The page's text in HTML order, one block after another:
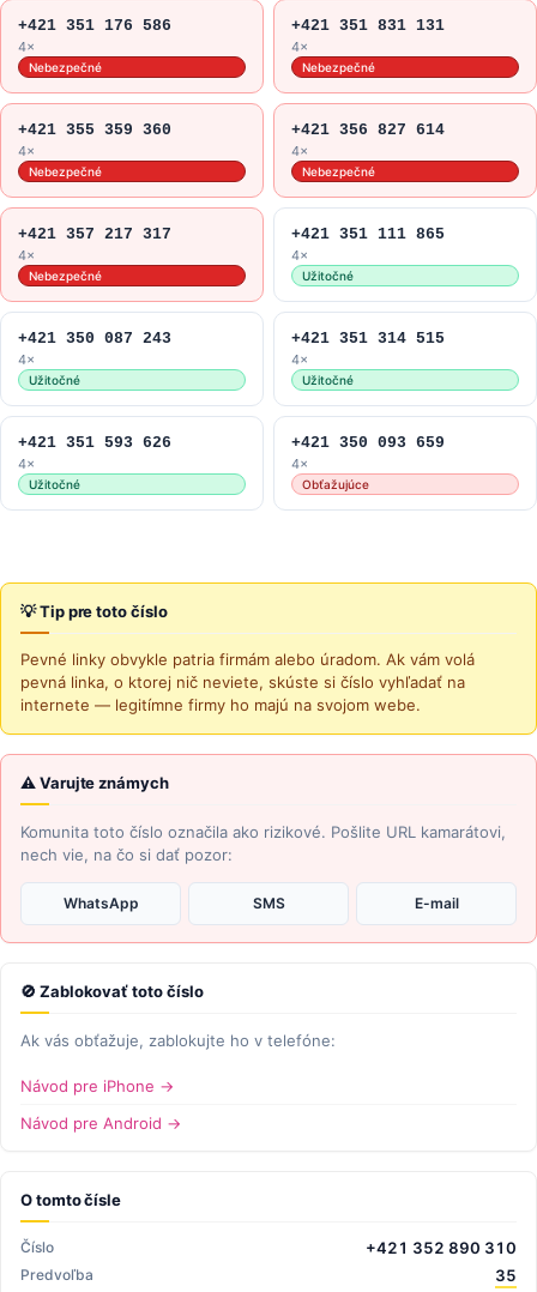
+421 351 176 586
4×
Nebezpečné
+421 351 831 131
4×
Nebezpečné
+421 355 359 360
4×
Nebezpečné
+421 356 827 614
4×
Nebezpečné
+421 357 217 317
4×
Nebezpečné
+421 351 111 865
4×
Užitočné
+421 350 087 243
4×
Užitočné
+421 351 314 515
4×
Užitočné
+421 351 593 626
4×
Užitočné
+421 350 093 659
4×
Obťažujúce
💡 Tip pre toto číslo
Pevné linky obvykle patria firmám alebo úradom. Ak vám volá
pevná linka, o ktorej nič neviete, skúste si číslo vyhľadať na
internete — legitímne firmy ho majú na svojom webe.
⚠ Varujte známych
Komunita toto číslo označila ako rizikové. Pošlite URL kamarátovi,
nech vie, na čo si dať pozor:
WhatsApp SMS E-mail
🚫 Zablokovať toto číslo
Ak vás obťažuje, zablokujte ho v telefóne:
Návod pre iPhone →
Návod pre Android →
O tomto čísle
Číslo +421 352 890 310
Predvoľba 35